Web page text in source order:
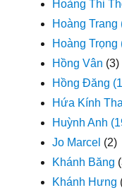
Hoàng Thi
Hoàng Trang
Hoàng Trọng
Hồng Vân (3)
Hồng Đăng
Hứa Kính
Huỳnh Anh
Jo Marcel (2)
Khánh Băng
Khánh Hưng